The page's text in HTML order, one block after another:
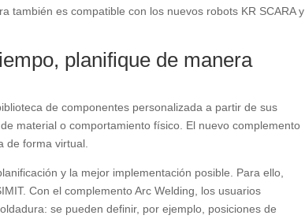
también es compatible con los nuevos robots KR SCARA y
planifique de manera
de componentes personalizada a partir de sus
material o comportamiento físico. El nuevo complemento
de forma virtual.
y la mejor implementación posible. Para ello,
Con el complemento Arc Welding, los usuarios
se pueden definir, por ejemplo, posiciones de